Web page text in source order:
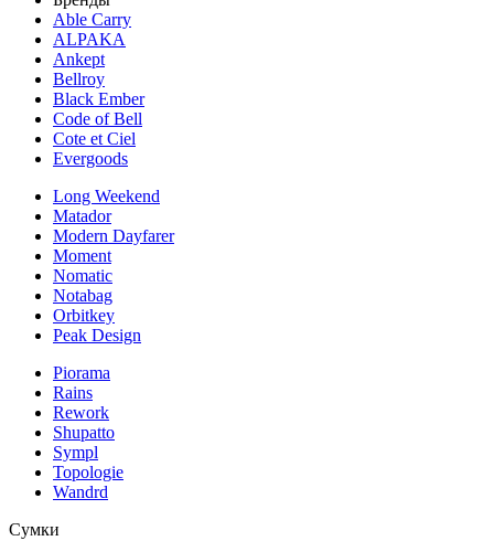
Able Carry
ALPAKA
Ankept
Bellroy
Black Ember
Code of Bell
Cote et Ciel
Evergoods
Long Weekend
Matador
Modern Dayfarer
Moment
Nomatic
Notabag
Orbitkey
Peak Design
Piorama
Rains
Rework
Shupatto
Sympl
Topologie
Wandrd
Сумки